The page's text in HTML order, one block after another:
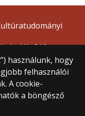
használunk, hogy
felhasználói
A cookie-
a böngésző
4/A, 310.